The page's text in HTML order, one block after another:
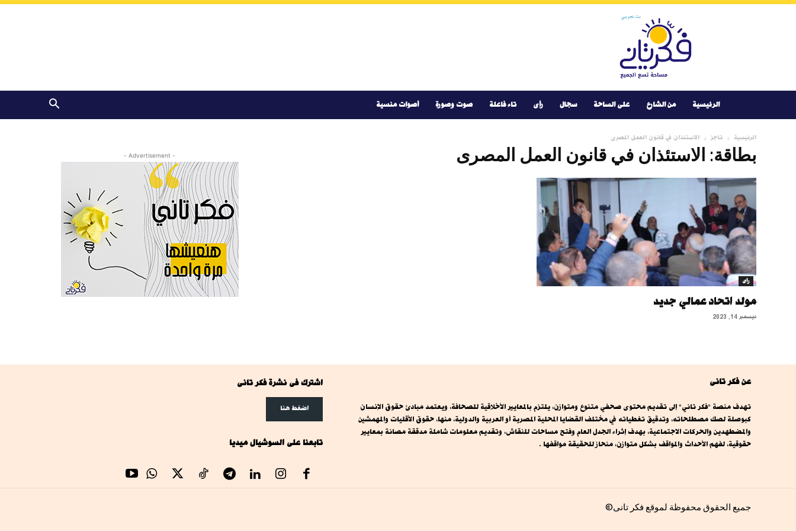
الرئيسية من الشارع على الساحة سجال رأى تاء فاعلة صوت وصورة أصوات منسية
الرئيسية تاجز الاستئذان في قانون العمل المصرى
بطاقة: الاستئذان في قانون العمل المصرى
رأى
مولد اتحاد عمالي جديد
ديسمبر 14, 2023
- Advertisement -
عن فكر تانى
تهدف منصة "فكر تاني" إلى تقديم محتوى صحفي متنوع ومتوازن، يلتزم بالمعايير الأخلاقية للصحافة، ويعتمد مبادئ حقوق الإنسان
كبوصلة لصك مصطلحاته، وتدقيق تغطياته في مختلف القضايا المحلية المصرية أو العربية والدولية، منها، حقوق الأقليات والمهمشين
والمضطهدين والحركات الاجتماعية، بهدف إثراء الجدل العام وفتح مساحات للنقاش، وتقديم معلومات شاملة مدققة مصانة بمعايير
حقوقية، لفهم الأحداث والمواقف بشكل متوازن، منحاز للحقيقة مواقفها .
اشترك فى نشرة فكر تانى
اضغط هنا
تابعنا على السوشيال ميديا
جميع الحقوق محفوظة لموقع فكر تانى©